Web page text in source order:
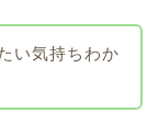
い気持ちわか